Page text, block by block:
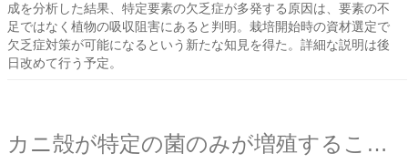
成を分析した結果、特定要素の欠乏症が多発する原因は、要素の不
足ではなく植物の吸収阻害にあると判明。栽培開始時の資材選定で
欠乏症対策が可能になるという新たな知見を得た。詳細な説明は後
日改めて行う予定。
カニ殻が特定の菌のみが増殖することを制限する？